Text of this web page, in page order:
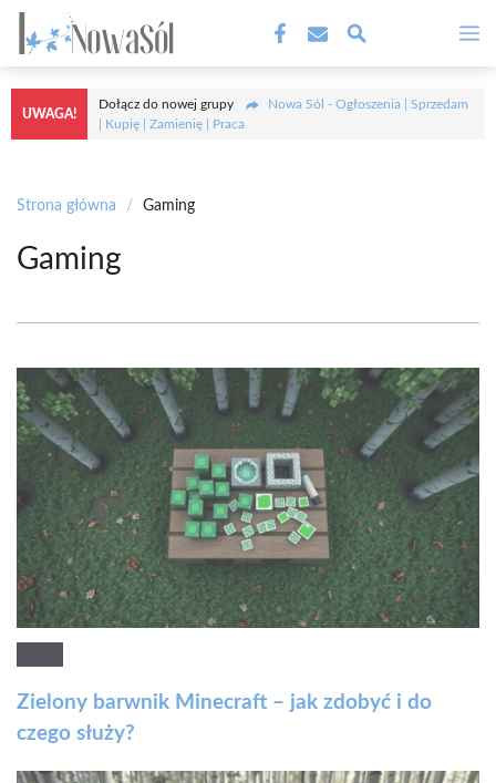
Przejdź
treści
UWAGA!
Dołącz do nowej grupy
Nowa Sól - Ogłoszenia | Sprzedam
| Kupię | Zamienię | Praca
Strona główna / Gaming
Gaming
Zielony barwnik Minecraft – jak zdobyć i do
czego służy?